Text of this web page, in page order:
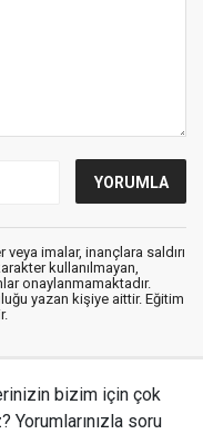
imalar, inançlara saldırı
kullanılmayan,
onaylanmamaktadır.
yazan kişiye aittir. Eğitim
bizim için çok
soru